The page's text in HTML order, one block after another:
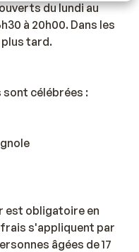
du lundi au
à 20h00. Dans les
tard.
sont célébrées :
est obligatoire en
s'appliquent par
âgées de 17